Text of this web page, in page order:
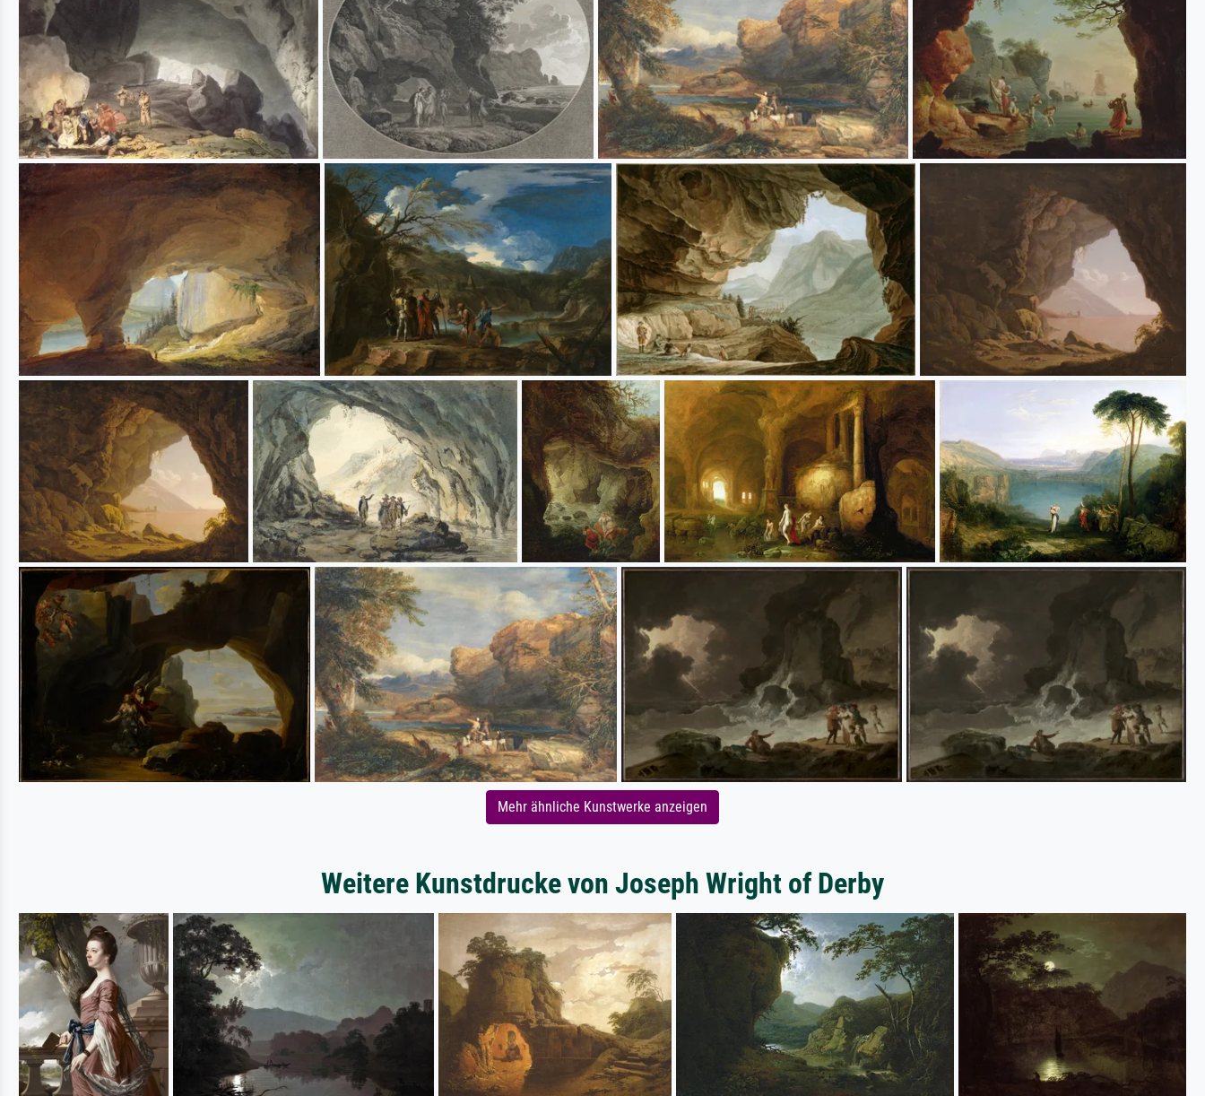
Mehr ähnliche Kunstwerke anzeigen
Weitere Kunstdrucke von Joseph Wright of Derby